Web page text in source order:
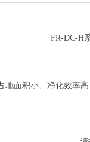
FR-DC-H
地面积小、净化效率